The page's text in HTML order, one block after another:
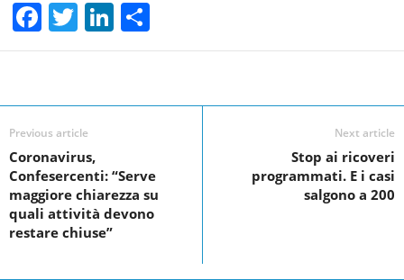
F
a
e
b
o
o
k
T
wi
er
Li
n
e
h
e
Previous article
Coronavirus,
Confesercenti: “Serve
maggiore chiarezza su
quali attività devono
restare chiuse”
Next article
Stop ai ricoveri
programmati. E i casi
salgono a 200